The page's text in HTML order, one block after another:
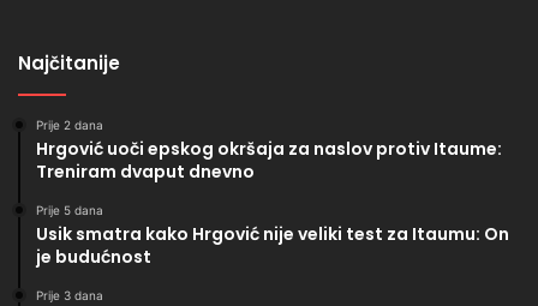
Najčitanije
Prije 2 dana
Hrgović uoči epskog okršaja za naslov protiv Itaume:
Treniram dvaput dnevno
Prije 5 dana
Usik smatra kako Hrgović nije veliki test za Itaumu: On
je budućnost
Prije 3 dana